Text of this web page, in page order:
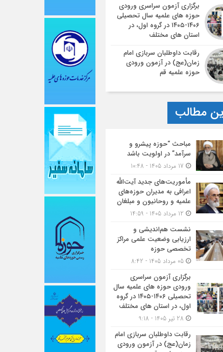
برگزاری آزمون سراسری ورودی
حوزه های علمیه سال تحصیلی
۱۴۰۶-۱۴۰۵ در گروه اول، در
استان های مختلف
رقابت داوطلبان سربازی امام
زمان(عج) در آزمون ورودی
حوزه علمیه قم
مطالب
مباحث “حوزه پیشرو و
سرآمد” در اولویت باشد
مأموریت‌های جدید آیت‌الله
اعرافی به مدیران حوزه‌های
علمیه و روحانیون و مبلغان
نشست هم‌اندیشی و
ارزیابی وضعیت علمی مراکز
تخصصی حوزه
برگزاری آزمون سراسری
ورودی حوزه های علمیه سال
تحصیلی ۱۴۰۶-۱۴۰۵ در گروه
اول، در استان های مختلف
رقابت داوطلبان سربازی امام
زمان(عج) در آزمون ورودی